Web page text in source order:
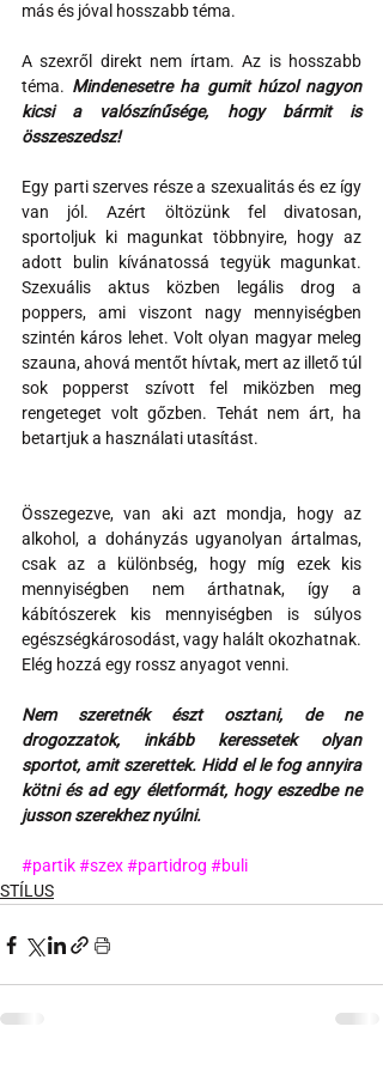
más és jóval hosszabb téma.
A szexről direkt nem írtam. Az is hosszabb
téma. Mindenesetre ha gumit húzol nagyon
kicsi a valószínűsége, hogy bármit is
összeszedsz!
Egy parti szerves része a szexualitás és ez így
van jól. Azért öltözünk fel divatosan,
sportoljuk ki magunkat többnyire, hogy az
adott bulin kívánatossá tegyük magunkat.
Szexuális aktus közben legális drog a
poppers, ami viszont nagy mennyiségben
szintén káros lehet. Volt olyan magyar meleg
szauna, ahová mentőt hívtak, mert az illető túl
sok popperst szívott fel miközben meg
rengeteget volt gőzben. Tehát nem árt, ha
betartjuk a használati utasítást.
Összegezve, van aki azt mondja, hogy az
alkohol, a dohányzás ugyanolyan ártalmas,
csak az a különbség, hogy míg ezek kis
mennyiségben nem árthatnak, így a
kábítószerek kis mennyiségben is súlyos
egészségkárosodást, vagy halált okozhatnak.
Elég hozzá egy rossz anyagot venni.
Nem szeretnék észt osztani, de ne
drogozzatok, inkább keressetek olyan
sportot, amit szerettek. Hidd el le fog annyira
kötni és ad egy életformát, hogy eszedbe ne
jusson szerekhez nyúlni.
#partik#szex#partidrog #buli
STÍLUS